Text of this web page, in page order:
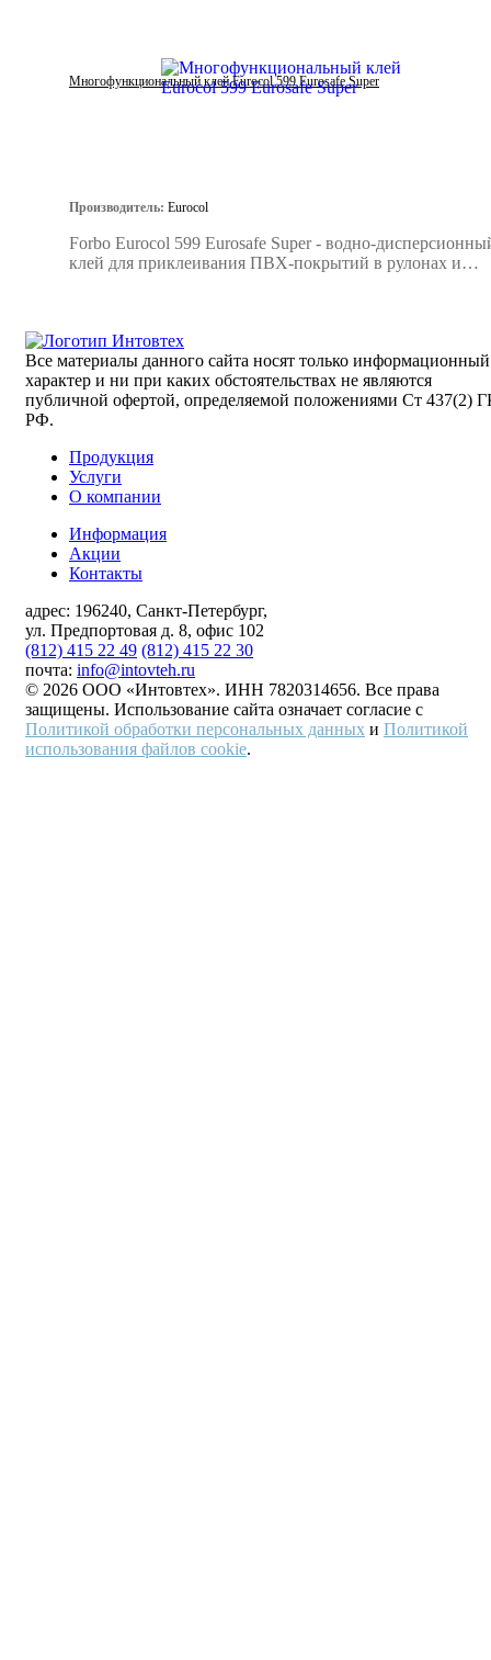
Многофункциональный клей Eurocol 599 Eurosafe Super
Производитель: Eurocol
Forbo Eurocol 599 Eurosafe Super - водно-
клей для приклеивания ПВХ-покрытий в рулонах и
Все материалы данного сайта носят только информационный
характер и ни при каких обстоятельствах не являются
публичной офертой, определяемой положениями Ст 437(2)
РФ.
Продукция
Услуги
О компании
Информация
Акции
Контакты
адрес: 196240, Санкт-Петербург,
ул. Предпортовая д. 8, офис 102
(812) 415 22 49 (812) 415 22 30
почта: info@intovteh.ru
© 2026 ООО «Интовтех». ИНН 7820314656. Все права
защищены. Использование сайта означает согласие с
Политикой обработки персональных данных и Политикой
использования файлов cookie.